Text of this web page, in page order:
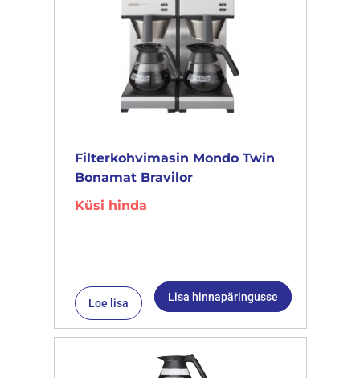
Filterkohvimasin Mondo Twin
Bonamat Bravilor
Küsi hinda
Loe lisa Lisa hinnapäringusse